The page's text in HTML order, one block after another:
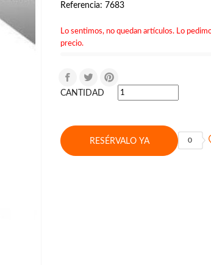
Referencia: 7683
Lo sentimos, no quedan artículos. Lo
precio.
CANTIDAD
RESÉRVALO YA 0